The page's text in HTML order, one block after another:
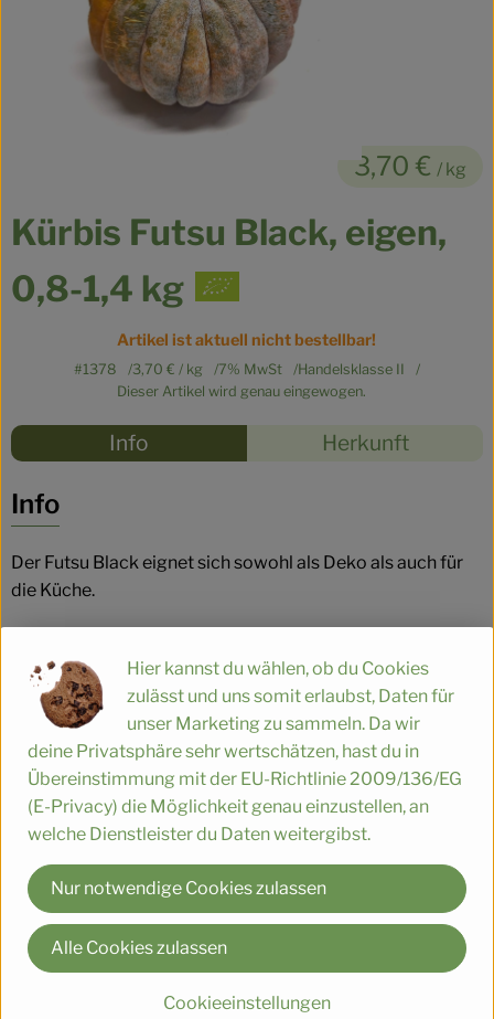
Kühltheke
Getränke
Für Kita & Büro
Blog
Kürbis Futsu Black, eigen,
0,8-1,4 kg
3,70 € / kg
Artikel ist aktuell nicht bestellbar!
#1378 3,70 € / kg 7% MwSt
Handelsklasse II
Dieser Artikel wird genau eingewogen.
Rezepte
Info Herkunft
Info
Der Futsu Black eignet sich sowohl als Deko als auch für
die Küche.
Die Früchte sind zunächst dunkelgrün, mit zunehmender
Reife verfärben sie sich beige und bekommen einen
grauen Überzug.
Das Fruchtfleisch ist leuchtend orange und von
hervorragendem, fruchtigem Geschmack.
Produktinformationen
Herkunft
Hier kannst du wählen, ob du Cookies
zulässt und uns somit erlaubst, Daten für
unser Marketing zu sammeln. Da wir
deine Privatsphäre sehr wertschätzen, hast du in
Übereinstimmung mit der EU-Richtlinie 2009/136/EG
(E-Privacy) die Möglichkeit genau einzustellen, an
welche Dienstleister du Daten weitergibst.
Cookieeinstellungen
Nur notwendige Cookies zulassen
Alle Cookies zulassen